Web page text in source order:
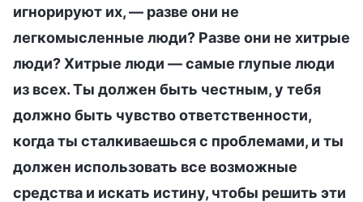
игнорируют их, — разве они не
легкомысленные люди? Разве они не хитрые
люди? Хитрые люди — самые глупые люди
из всех. Ты должен быть честным, у тебя
должно быть чувство ответственности,
когда ты сталкиваешься с проблемами, и ты
должен использовать все возможные
средства и искать истину, чтобы решить эти